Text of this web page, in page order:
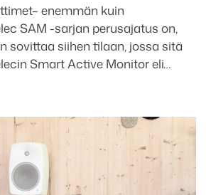
enemmän kuin
SAM -sarjan perusajatus on,
sovittaa siihen tilaan, jossa sitä
Smart Active Monitor eli…